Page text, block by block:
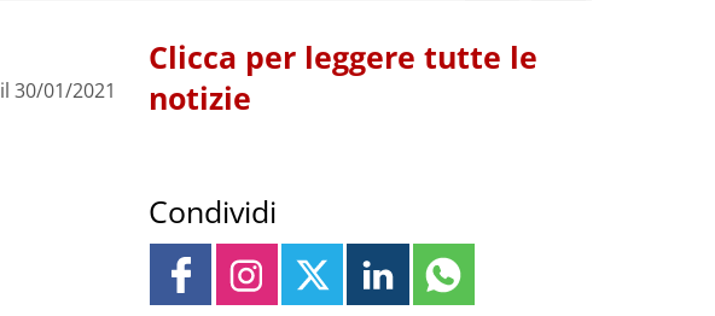
il 30/01/2021
Clicca per leggere tutte le
notizie
Condividi